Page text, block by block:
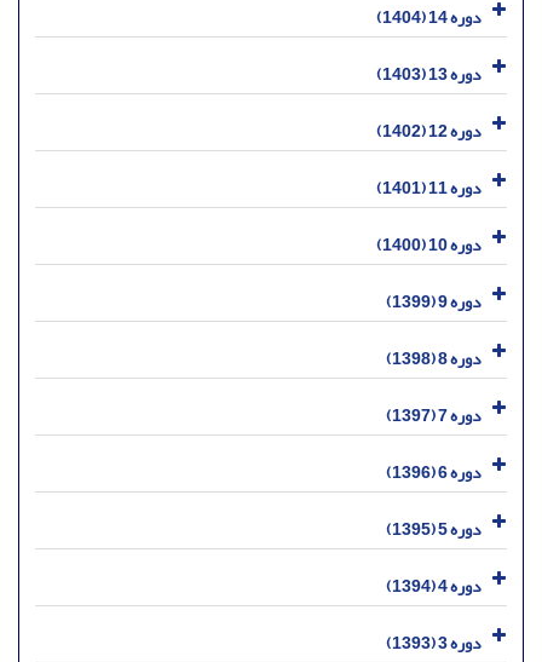
دوره 14 (1404)
دوره 13 (1403)
دوره 12 (1402)
دوره 11 (1401)
دوره 10 (1400)
دوره 9 (1399)
دوره 8 (1398)
دوره 7 (1397)
دوره 6 (1396)
دوره 5 (1395)
دوره 4 (1394)
دوره 3 (1393)